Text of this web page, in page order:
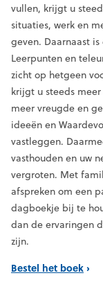
vullen, krijgt u
situaties, werk en
geven. Daarnaast
Leerpunten en
zicht op hetgeen
krijgt u steeds
meer vreugde en
ideeën en
vastleggen.
vasthouden en uw
vergroten. Met
afspreken om een
dagboekje bij te
dan de ervaringen
zijn.
Bestel het boek